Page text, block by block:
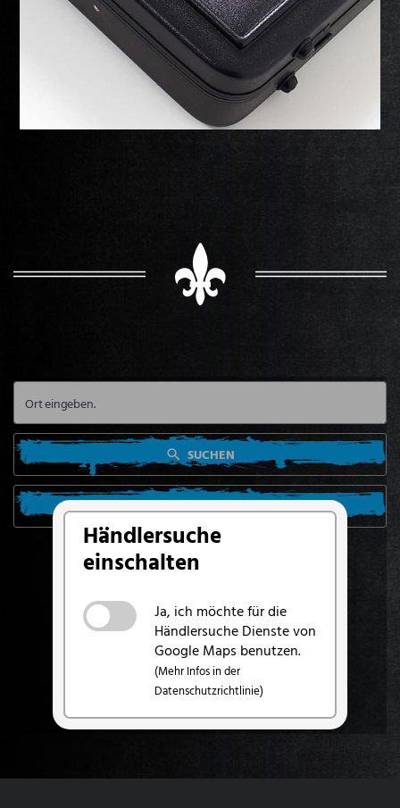
Händlersuche
einschalten
Ja, ich möchte für die
Händlersuche Dienste von
Google Maps benutzen.
(Mehr Infos in der
Datenschutzrichtlinie)
SUCHEN
SUCHE VON MEINEM STANDORT AUS